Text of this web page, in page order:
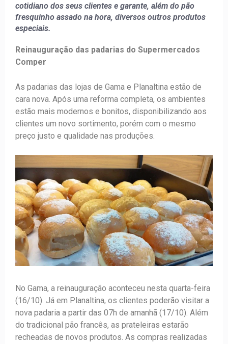
cotidiano dos seus clientes e garante, além do pão
fresquinho assado na hora, diversos outros produtos
especiais.
Reinauguração das padarias do Supermercados
Comper
As padarias das lojas de Gama e Planaltina estão de
cara nova. Após uma reforma completa, os ambientes
estão mais modernos e bonitos, disponibilizando aos
clientes um novo sortimento, porém com o mesmo
preço justo e qualidade nas produções.
No Gama, a reinauguração aconteceu nesta quarta-feira
(16/10). Já em Planaltina, os clientes poderão visitar a
nova padaria a partir das 07h de amanhã (17/10). Além
do tradicional pão francês, as prateleiras estarão
recheadas de novos produtos. As compras realizadas